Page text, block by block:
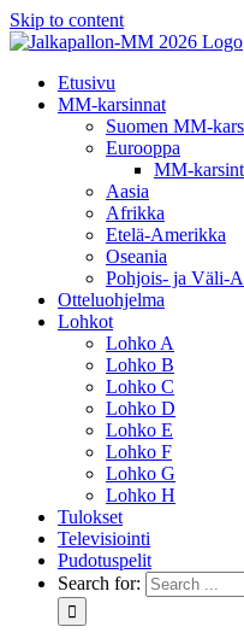
Skip to content
Etusivu
MM-karsinnat
Suomen MM-
Eurooppa
MM-
Aasia
Afrikka
Etelä-Amerikka
Oseania
Pohjois- ja Väli-
Otteluohjelma
Lohkot
Lohko A
Lohko B
Lohko C
Lohko D
Lohko E
Lohko F
Lohko G
Lohko H
Tulokset
Televisiointi
Pudotuspelit
Search for: